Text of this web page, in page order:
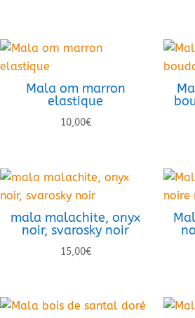
Mala om marron
elastique
10,00€
mala malachite, onyx
noir, svarosky noir
15,00€